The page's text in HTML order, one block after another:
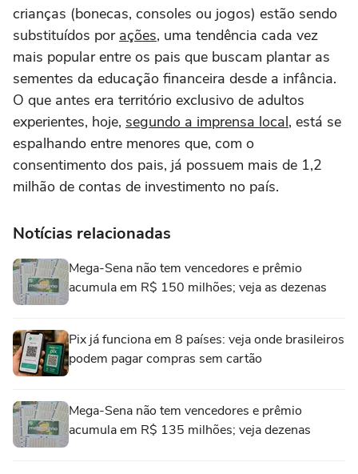
crianças (bonecas, consoles ou jogos) estão sendo
substituídos por ações, uma tendência cada vez
mais popular entre os pais que buscam plantar as
sementes da educação financeira desde a infância.
O que antes era território exclusivo de adultos
experientes, hoje, segundo a imprensa local, está se
espalhando entre menores que, com o
consentimento dos pais, já possuem mais de 1,2
milhão de contas de investimento no país.
Notícias relacionadas
Mega-Sena não tem vencedores e prêmio
acumula em R$ 150 milhões; veja as dezenas
Pix já funciona em 8 países: veja onde brasileiros
podem pagar compras sem cartão
Mega-Sena não tem vencedores e prêmio
acumula em R$ 135 milhões; veja dezenas